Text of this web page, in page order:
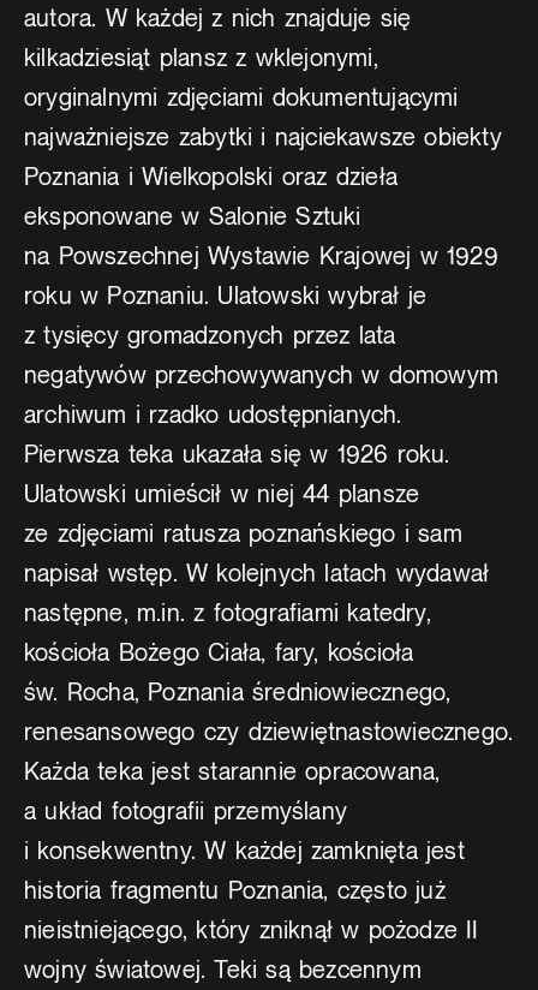
autora. W każdej z nich znajduje się
kilkadziesiąt plansz z wklejonymi,
oryginalnymi zdjęciami dokumentującymi
najważniejsze zabytki i najciekawsze obiekty
Poznania i Wielkopolski oraz dzieła
eksponowane w Salonie Sztuki
na Powszechnej Wystawie Krajowej w 1929
roku w Poznaniu. Ulatowski wybrał je
z tysięcy gromadzonych przez lata
negatywów przechowywanych w domowym
archiwum i rzadko udostępnianych.
Pierwsza teka ukazała się w 1926 roku.
Ulatowski umieścił w niej 44 plansze
ze zdjęciami ratusza poznańskiego i sam
napisał wstęp. W kolejnych latach wydawał
następne, m.in. z fotografiami katedry,
kościoła Bożego Ciała, fary, kościoła
św. Rocha, Poznania średniowiecznego,
renesansowego czy dziewiętnastowiecznego.
Każda teka jest starannie opracowana,
a układ fotografii przemyślany
i konsekwentny. W każdej zamknięta jest
historia fragmentu Poznania, często już
nieistniejącego, który zniknął w pożodze II
wojny światowej. Teki są bezcennym